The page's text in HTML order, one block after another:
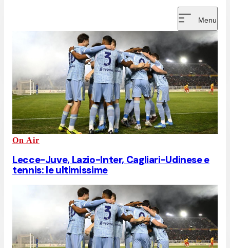
Menu
On Air
Lecce-Juve, Lazio-Inter, Cagliari-Udinese e
tennis: le ultimissime